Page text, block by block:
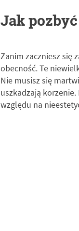
Jak
Zanim zaczniesz się
obecność. Te
Nie musisz się
uszkadzają
względu na